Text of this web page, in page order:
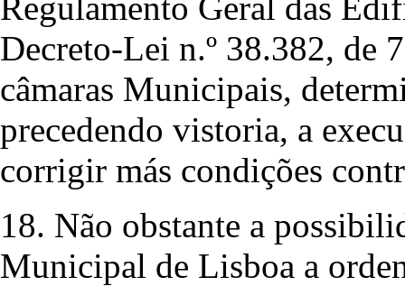
Decreto-Lei n.º 38.382, de
câmaras Municipais,
precedendo vistoria, a
corrigir más condições
18. Não obstante a
Municipal de Lisboa a